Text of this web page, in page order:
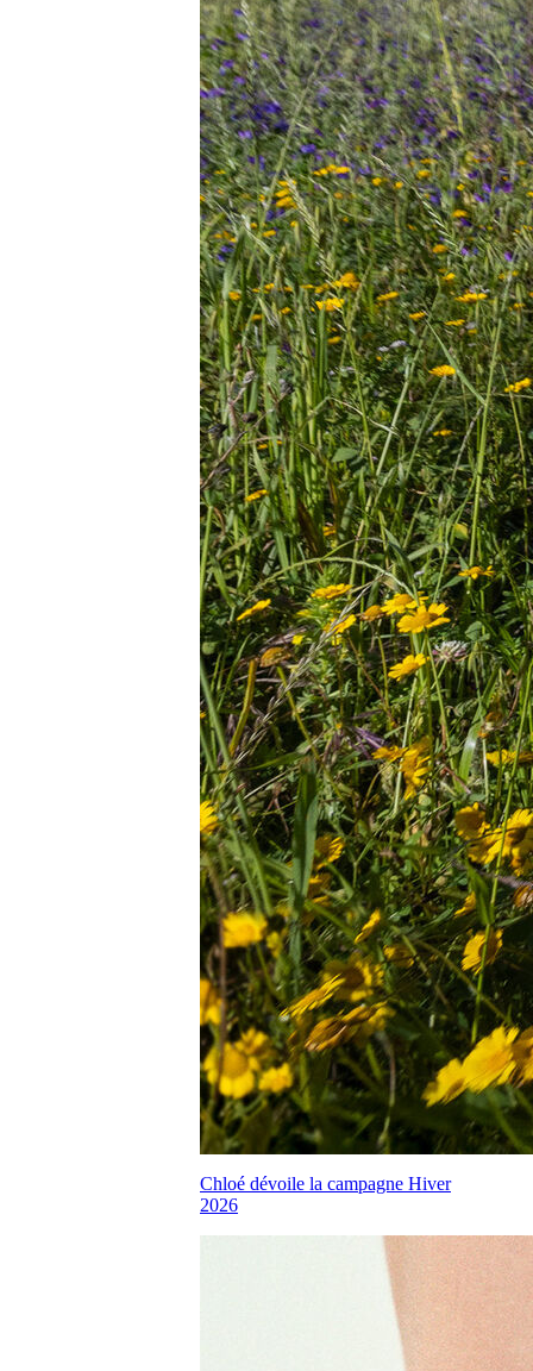
Chloé dévoile la campagne Hiver
2026